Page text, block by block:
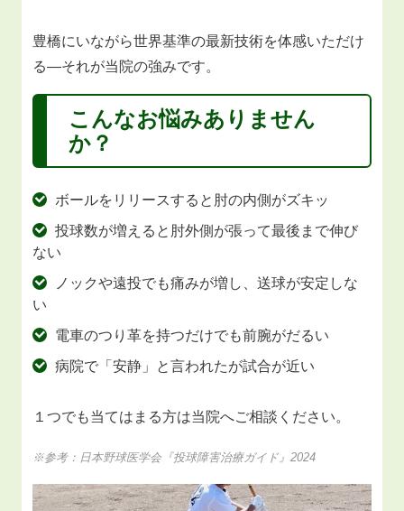
豊橋にいながら世界基準の最新技術を体感いただけ
る―それが当院の強みです。
こんなお悩みありません
か？
ボールをリリースすると肘の内側がズキッ
投球数が増えると肘外側が張って最後まで伸び
ない
ノックや遠投でも痛みが増し、送球が安定しな
い
電車のつり革を持つだけでも前腕がだるい
病院で「安静」と言われたが試合が近い
１つでも当てはまる方は当院へご相談ください。
※参考：日本野球医学会『投球障害治療ガイド』2024